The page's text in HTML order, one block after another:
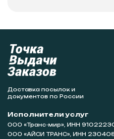
Доставка посылок и
документов по России
Исполнители услуг
ООО «Транс-мир», ИНН
ООО «АЙСИ ТРАНС», ИНН